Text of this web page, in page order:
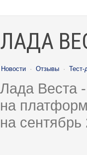
ЛАДА
Новости · Отзывы · Тест-
Лада Веста
на
на